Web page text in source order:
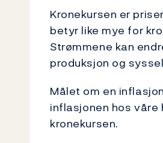
Kronekursen er
betyr like mye for
Strømmene kan
produksjon og
Målet om en
inflasjonen hos
kronekursen.